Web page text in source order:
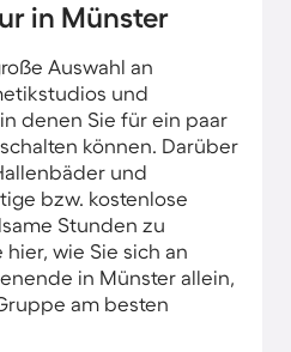
in Münster
Auswahl an
und
denen Sie für ein paar
können. Darüber
und
bzw. kostenlose
Stunden zu
wie Sie sich an
in Münster allein,
am besten